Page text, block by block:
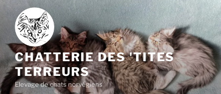
Aller
contenu
principal
CHATTERIE DES 'TITES
TERREURS
Elevage de chats norvégiens